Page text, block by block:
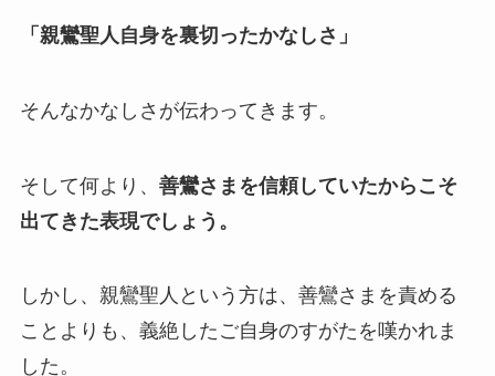
「親鸞聖人自身を裏切ったかなしさ」
そんなかなしさが伝わってきます。
そして何より、 善鸞さまを信頼していたからこそ
出てきた表現でしょう。
しかし、親鸞聖人という方は、善鸞さまを責める
ことよりも、義絶したご自身のすがたを嘆かれま
した。